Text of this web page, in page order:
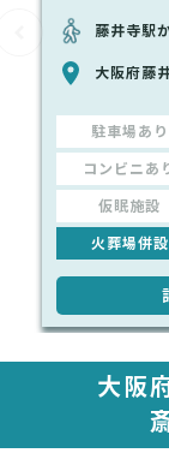
藤井寺駅
大阪府藤
駐車場あり
コンビニあ
仮眠施設
火葬場併設
大阪